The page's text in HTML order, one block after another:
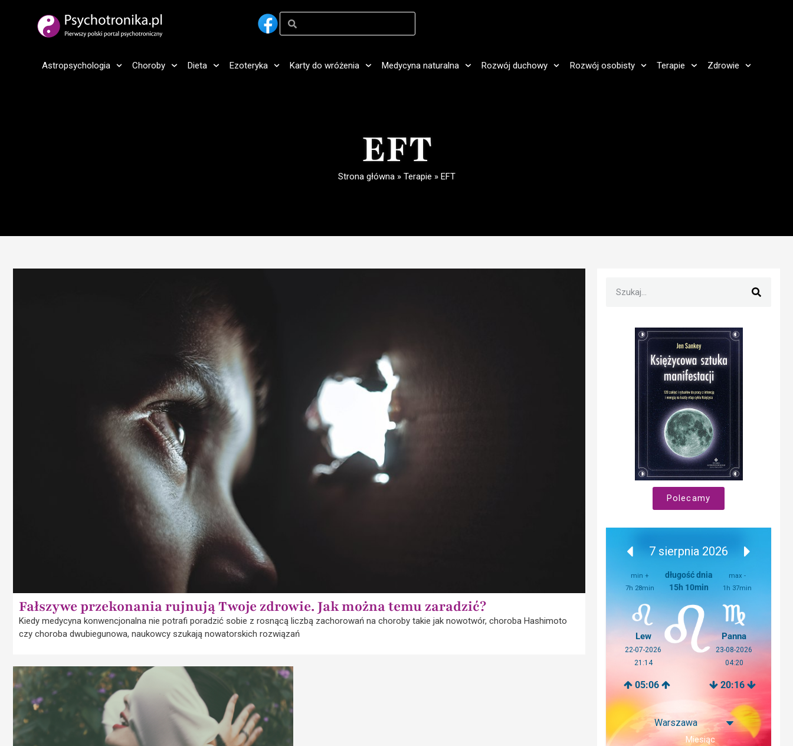
Astropsychologia Choroby Dieta Ezoteryka Karty do wróżenia Medycyna naturalna Rozwój duchowy Rozwój osobisty Terapie Zdrowie
EFT
Strona główna» Terapie » EFT
Fałszywe przekonania rujnują Twoje zdrowie. Jak można temu zaradzić?
Kiedy medycyna konwencjonalna nie potrafi poradzić sobie z rosnącą liczbą zachorowań na choroby takie jak nowotwór, choroba Hashimoto
czy choroba dwubiegunowa, naukowcy szukają nowatorskich rozwiązań
Polecamy
7 sierpnia 2026
min +
7h 28min
długość dnia
15h 10min
max -
1h 37min
Lew
22-07-2026
21:14
Panna
23-08-2026
04:20
05:06 20:16
Miesiąc